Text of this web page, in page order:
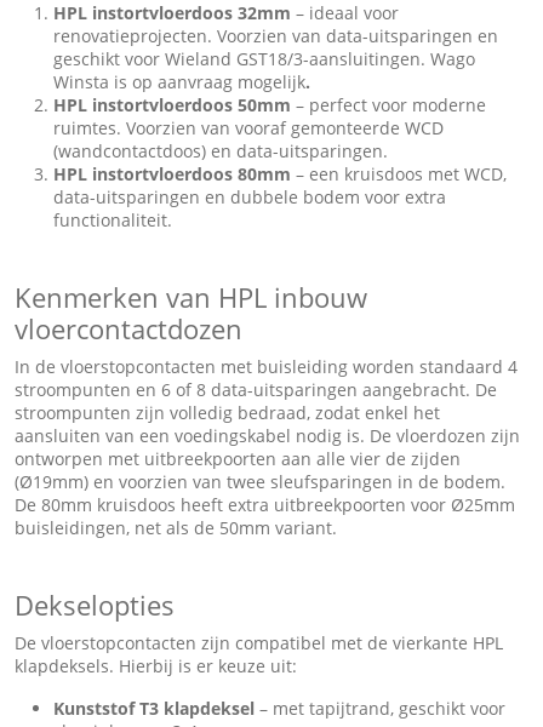
HPL instortvloerdoos 32mm – ideaal voor
renovatieprojecten. Voorzien van data-uitsparingen en
geschikt voor Wieland GST18/3-aansluitingen. Wago
Winsta is op aanvraag mogelijk.
HPL instortvloerdoos 50mm – perfect voor moderne
ruimtes. Voorzien van vooraf gemonteerde WCD
(wandcontactdoos) en data-uitsparingen.
HPL instortvloerdoos 80mm – een kruisdoos met WCD,
data-uitsparingen en dubbele bodem voor extra
functionaliteit.
Kenmerken van HPL inbouw
vloercontactdozen
In de vloerstopcontacten met buisleiding worden standaard 4
stroompunten en 6 of 8 data-uitsparingen aangebracht. De
stroompunten zijn volledig bedraad, zodat enkel het
aansluiten van een voedingskabel nodig is. De vloerdozen zijn
ontworpen met uitbreekpoorten aan alle vier de zijden
(Ø19mm) en voorzien van twee sleufsparingen in de bodem.
De 80mm kruisdoos heeft extra uitbreekpoorten voor Ø25mm
buisleidingen, net als de 50mm variant.
Dekselopties
De vloerstopcontacten zijn compatibel met de vierkante HPL
klapdeksels. Hierbij is er keuze uit:
Kunststof T3 klapdeksel – met tapijtrand, geschikt voor